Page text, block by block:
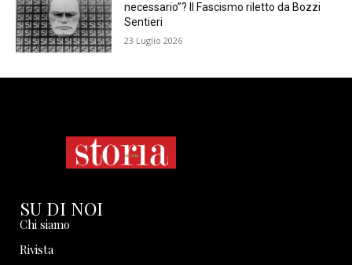
necessario”? Il Fascismo riletto da Bozzi
Sentieri
23 Luglio 2026
SU DI NOI
Chi siamo
Rivista